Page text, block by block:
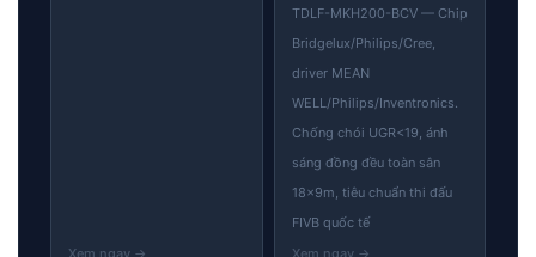
TDLF-MKH200-BCV — Chip
Bridgelux/Philips/Cree,
driver MEAN
WELL/Philips/Inventronics.
Chống chói UGR<19, ánh
sáng đồng đều toàn sân
18×9m, tiêu chuẩn thi đấu
FIVB quốc tế